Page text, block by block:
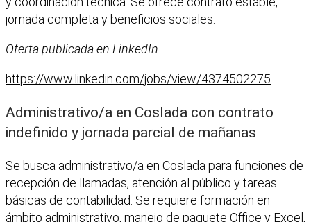
jornada completa y beneficios sociales.
Oferta publicada en LinkedIn
https://www.linkedin.com/jobs/view/4374502275
Administrativo/a en Coslada con contrato
indefinido y jornada parcial de mañanas
Se busca administrativo/a en Coslada para funciones de
recepción de llamadas, atención al público y tareas
básicas de contabilidad. Se requiere formación en
ámbito administrativo, manejo de paquete Office y Excel,